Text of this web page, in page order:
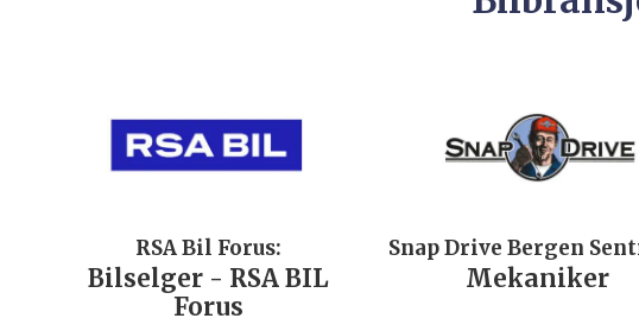
RSA Bil Forus:
Bilselger - RSA BIL
Forus
Snap Drive Bergen
Mekaniker